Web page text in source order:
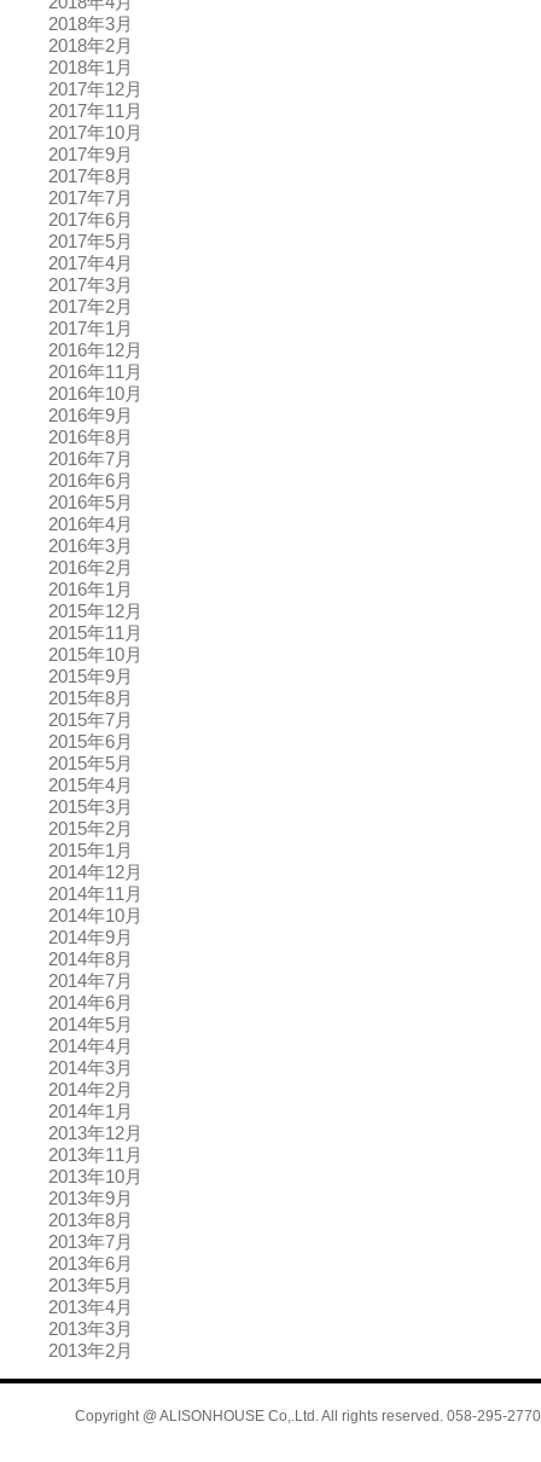
2018年3月
2018年2月
2018年1月
2017年12月
2017年11月
2017年10月
2017年9月
2017年8月
2017年7月
2017年6月
2017年5月
2017年4月
2017年3月
2017年2月
2017年1月
2016年12月
2016年11月
2016年10月
2016年9月
2016年8月
2016年7月
2016年6月
2016年5月
2016年4月
2016年3月
2016年2月
2016年1月
2015年12月
2015年11月
2015年10月
2015年9月
2015年8月
2015年7月
2015年6月
2015年5月
2015年4月
2015年3月
2015年2月
2015年1月
2014年12月
2014年11月
2014年10月
2014年9月
2014年8月
2014年7月
2014年6月
2014年5月
2014年4月
2014年3月
2014年2月
2014年1月
2013年12月
2013年11月
2013年10月
2013年9月
2013年8月
2013年7月
2013年6月
2013年5月
2013年4月
2013年3月
2013年2月
Copyright @ ALISONHOUSE Co,.Ltd. All rights reserved. 058-295-2770